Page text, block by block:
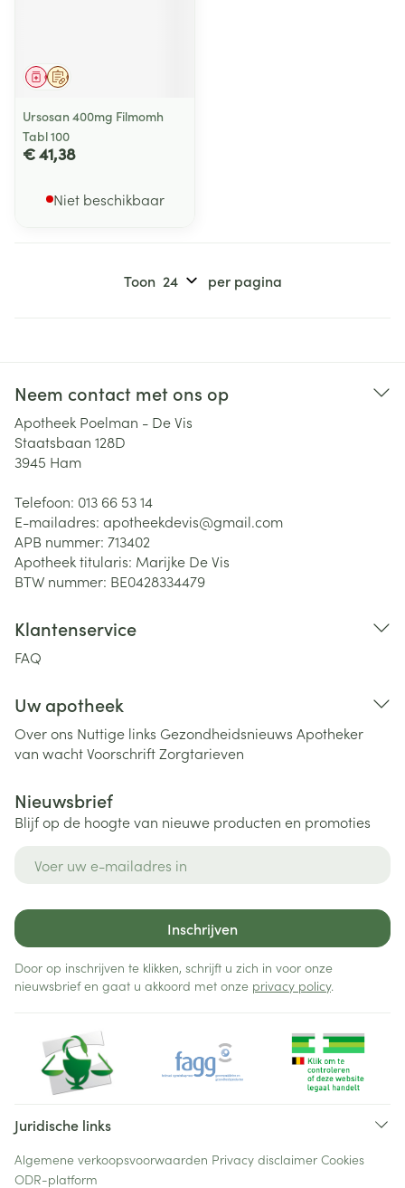
Op voorschrift
Geneesmiddel
Ursosan 400mg Filmomh
Tabl 100
€ 41,38
Niet beschikbaar
Toon per pagina
Neem contact met ons op
Apotheek Poelman - De Vis
Staatsbaan 128D
3945 Ham
Telefoon: 013 66 53 14
E-mailadres: apotheekdevis@gmail.com
APB nummer: 713402
Apotheek titularis: Marijke De Vis
BTW nummer: BE0428334479
Klantenservice
FAQ
Uw apotheek
Over ons Nuttige links Gezondheidsnieuws Apotheker
van wachtVoorschriftZorgtarieven
Nieuwsbrief
Blijf op de hoogte van nieuwe producten en promoties
Inschrijven
Door op inschrijven te klikken, schrijft u zich in voor onze
nieuwsbrief en gaat u akkoord met onze privacy policy.
Juridische links
Algemene verkoopsvoorwaarden Privacy disclaimer Cookies
ODR-platform